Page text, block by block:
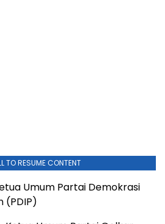
TO RESUME CONTENT
Umum Partai Demokrasi
(PDIP)